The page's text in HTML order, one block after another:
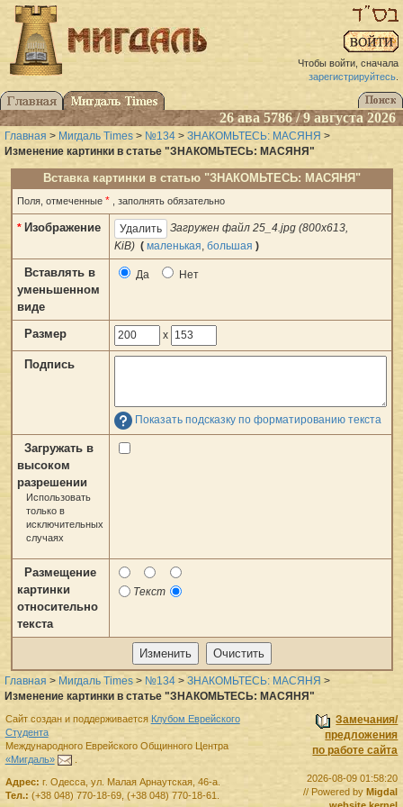
Чтобы войти, сначала
зарегистрируйтесь.
26 ава 5786 / 9 августа 2026
Главная > Мигдаль Times > №134 > ЗНАКОМЬТЕСЬ: МАСЯНЯ >
Изменение картинки в статье "ЗНАКОМЬТЕСЬ: МАСЯНЯ"
Вставка картинки в статью "ЗНАКОМЬТЕСЬ: МАСЯНЯ"
Поля, отмеченные * , заполнять обязательно
* Изображение
Загружен файл 25_4.jpg (800x613,
KiB) ( маленькая большая )
Вставлять в
уменьшенном
виде
Да Нет
Размер x
Подпись
Показать подсказку по форматированию текста
Загружать в
высоком
разрешении
Использовать
только в
исключительных
случаях
Размещение
картинки
относительно
текста
Текст
Главная > Мигдаль Times > №134 > ЗНАКОМЬТЕСЬ: МАСЯНЯ >
Изменение картинки в статье "ЗНАКОМЬТЕСЬ: МАСЯНЯ"
Замечания/
предложения
по работе сайта
2026-08-09 01:58:20
// Powered by Migdal
Сайт создан и поддерживается Клубом Еврейского
Студента
Международного Еврейского Общинного Центра
«Мигдаль»
Адрес: г. Одесса, ул. Малая Арнаутская, 46-а.
Тел.: (+38 048) 770-18-69, (+38 048) 770-18-61